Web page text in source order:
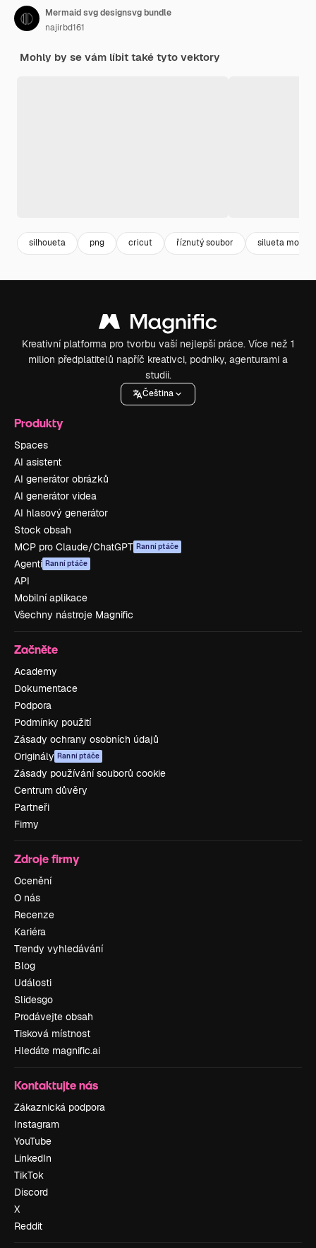
Mermaid svg designsvg bundle
najirbd161
Mohly by se vám líbit také tyto vektory
silhoueta png cricut říznutý soubor silueta
Kreativní platforma pro tvorbu vaší nejlepší práce. Více než 1
milion předplatitelů napříč kreativci, podniky, agenturami a
studii.
Čeština
Produkty
Spaces
AI asistent
AI generátor obrázků
AI generátor videa
AI hlasový generátor
Stock obsah
MCP pro Claude/ChatGPT Ranní ptáče
Agenti Ranní ptáče
API
Mobilní aplikace
Všechny nástroje Magnific
Začněte
Academy
Dokumentace
Podpora
Podmínky použití
Zásady ochrany osobních údajů
Originály Ranní ptáče
Zásady používání souborů cookie
Centrum důvěry
Partneři
Firmy
Zdroje firmy
Ocenění
O nás
Recenze
Kariéra
Trendy vyhledávání
Blog
Události
Slidesgo
Prodávejte obsah
Tisková místnost
Hledáte magnific.ai
Kontaktujte nás
Zákaznická podpora
Instagram
YouTube
LinkedIn
TikTok
Discord
X
Reddit